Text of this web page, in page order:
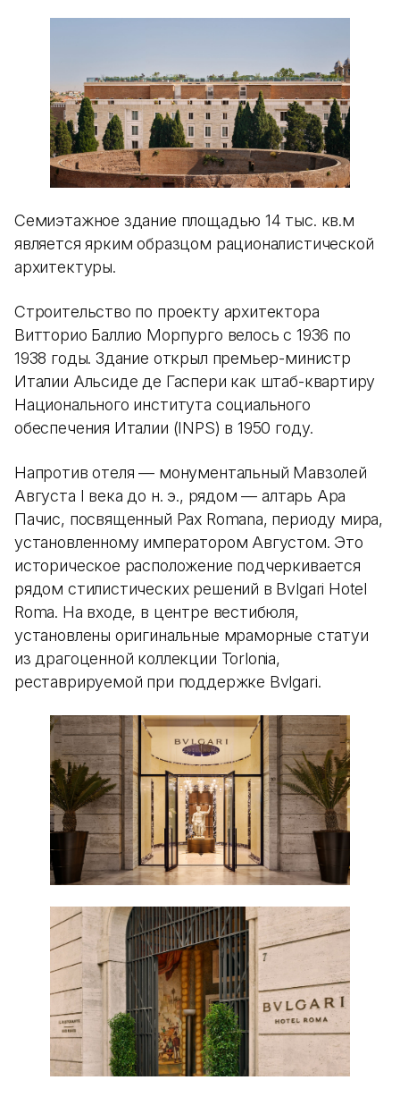
Семиэтажное здание площадью 14 тыс. кв.м
является ярким образцом рационалистической
архитектуры.
Строительство по проекту архитектора
Витторио Баллио Морпурго велось с 1936 по
1938 годы. Здание открыл премьер-министр
Италии Альсиде де Гаспери как штаб-квартиру
Национального института социального
обеспечения Италии (INPS) в 1950 году.
Напротив отеля — монументальный Мавзолей
Августа I века до н. э., рядом — алтарь Ара
Пачис, посвященный Pax Romana, периоду мира,
установленному императором Августом. Это
историческое расположение подчеркивается
рядом стилистических решений в Bvlgari Hotel
Roma. На входе, в центре вестибюля,
установлены оригинальные мраморные статуи
из драгоценной коллекции Torlonia,
реставрируемой при поддержке Bvlgari.